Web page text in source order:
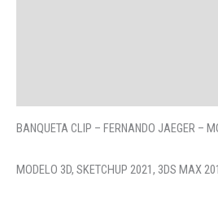
BANQUETA CLIP – FERNANDO JAEGER –
MODELO 3D, SKETCHUP 2021, 3DS MAX